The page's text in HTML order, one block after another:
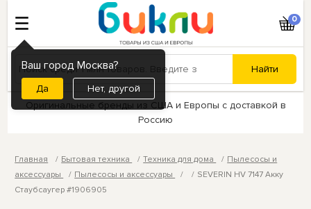
Ваш город Москва?
Нет, другой
0
Оригинальные бренды из США и Европы с доставкой в
Россию
Главная Бытовая техника Техника для дома
Пылесосы и
аксессуары
Пылесосы и аксессуары
SEVERIN HV 7147 Акку
Стаубсаугер #1906905